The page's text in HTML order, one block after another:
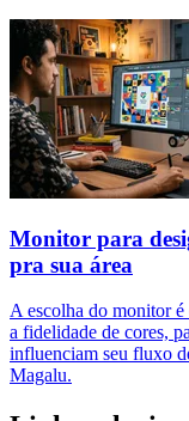
Monitor para
pra sua área
A escolha do monitor
a fidelidade de cores,
influenciam seu fluxo
Magalu.